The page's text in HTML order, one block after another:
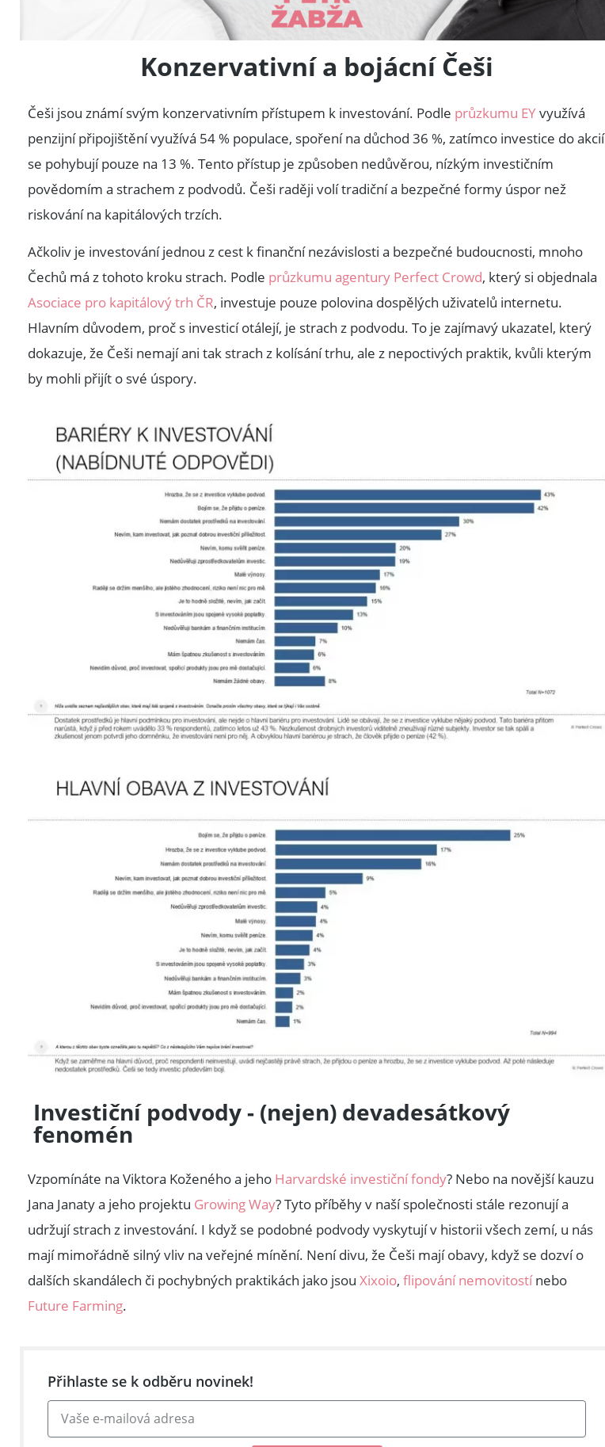
Konzervativní a bojácníČeši
Češi jsou známí svým konzervativním přístupem k investování. Podle průzkumu EYvyužívá
penzijní připojištění využívá 54 % populace, spoření na důchod 36 %, zatímco investice do akcií
se pohybují pouze na 13 %. Tento přístup je způsoben nedůvěrou, nízkým investičním
povědomím a strachem z podvodů. Češi raději volí tradiční a bezpečné formy úspor než
riskování na kapitálových trzích.
Ačkoliv je investování jednou z cest k finanční nezávislosti a bezpečné budoucnosti, mnoho
Čechů má z tohoto kroku strach. Podle průzkumu agentury Perfect Crowd, který si objednala
Asociace pro kapitálový trh ČR, investuje pouze polovina dospělých uživatelů internetu.
Hlavním důvodem, proč s investicí otálejí, je strach z podvodu. To je zajímavý ukazatel, který
dokazuje, že Češi nemají ani tak strach z kolísání trhu, ale z nepoctivých praktik, kvůli kterým
by mohli přijít o své úspory.
Investiční podvody - (nejen) devadesátkový
fenomén
Vzpomínáte na Viktora Koženého a jeho Harvardské investiční fondy? Nebo na novější kauzu
Jana Janaty a jeho projektu Growing Way? Tyto příběhy v naší společnosti stále rezonují a
udržují strach z investování. I když se podobné podvody vyskytují v historii všech zemí, u nás
mají mimořádně silný vliv na veřejné mínění. Není divu, že Češi mají obavy, když se dozví o
dalších skandálech či pochybných praktikách jako jsou Xixoio, flipování nemovitostínebo
Future Farming.
Přihlaste se k odběru novinek!